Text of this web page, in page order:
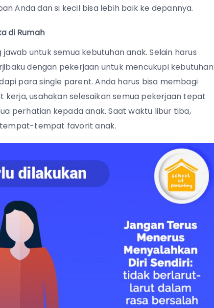
Anda dan si kecil bisa lebih baik ke depannya.
di Rumah
untuk semua kebutuhan anak. Selain harus
dengan pekerjaan untuk mencukupi kebutuhan
para single parent. Anda harus bisa membagi
usahakan selesaikan semua pekerjaan tepat
perhatian kepada anak. Saat waktu libur tiba,
tempat-tempat favorit anak.